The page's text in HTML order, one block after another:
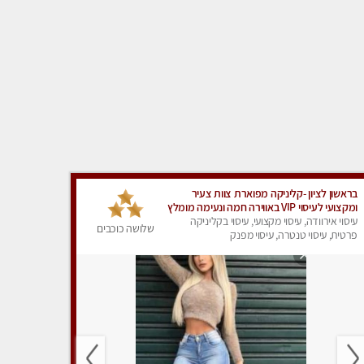
בראשון לציון -קליניקה מפוארת צוות צעיר
ומקצועי לעיסוי VIP באווירה חמה ונעימה מומלץ
ביותר! חוויה מפנקת מאוד ... ללא מין !!
עיסוי אירוודה, עיסוי מקצועי, עיסוי בקליניקה
פרטית, עיסוי טנטרה, עיסוי מפנק
שלושה כוכבים